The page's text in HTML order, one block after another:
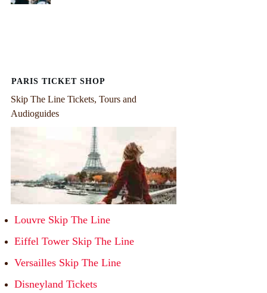
PARIS TICKET SHOP
Skip The Line Tickets, Tours and
Audioguides
Louvre Skip The Line
Eiffel Tower Skip The Line
Versailles Skip The Line
Disneyland Tickets